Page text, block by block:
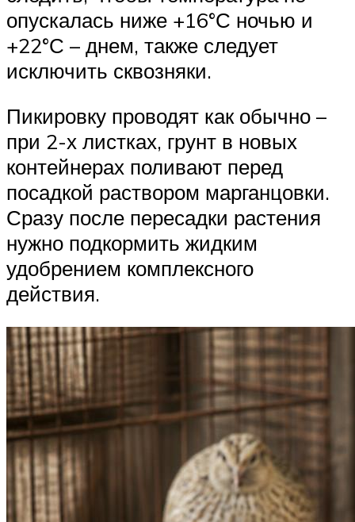
опускалась ниже +16°С ночью и
+22°С – днем, также следует
исключить сквозняки.
Пикировку проводят как обычно –
при 2-х листках, грунт в новых
контейнерах поливают перед
посадкой раствором марганцовки.
Сразу после пересадки растения
нужно подкормить жидким
удобрением комплексного
действия.